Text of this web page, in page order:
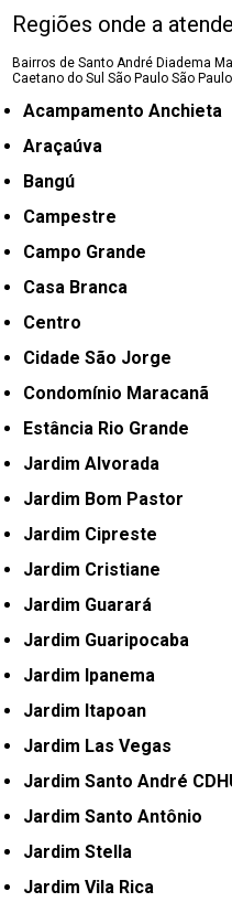
Regiões onde a
Bairros de Santo André Diadema
Caetano do SulSão Paulo São Paulo
Acampamento Anchieta
Araçaúva
Bangú
Campestre
Campo Grande
Casa Branca
Centro
Cidade São Jorge
Condomínio Maracanã
Estância Rio Grande
Jardim Alvorada
Jardim Bom Pastor
Jardim Cipreste
Jardim Cristiane
Jardim Guarará
Jardim Guaripocaba
Jardim Ipanema
Jardim Itapoan
Jardim Las Vegas
Jardim Santo André
Jardim Santo Antônio
Jardim Stella
Jardim Vila Rica